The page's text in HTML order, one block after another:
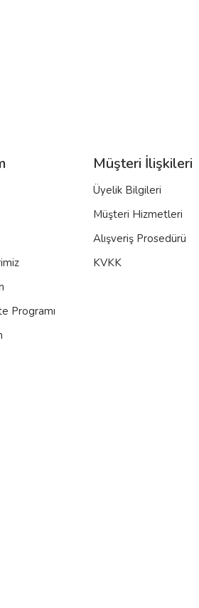
Programı
Müşteri İlişkileri
Üyelik Bilgileri
Müşteri Hizmetleri
Alışveriş Prosedürü
KVKK